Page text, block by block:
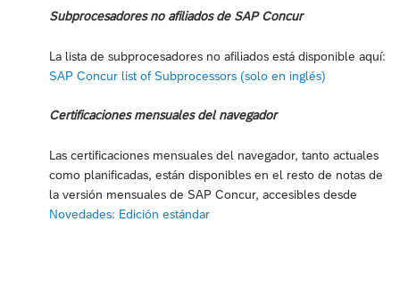
Subprocesadores no afiliados de SAP Concur
La lista de subprocesadores no afiliados está disponible aquí:
SAP Concur list of Subprocessors (solo en inglés)
Certificaciones mensuales del navegador
Las certificaciones mensuales del navegador, tanto actuales
como planificadas, están disponibles en el resto de notas de
la versión mensuales de SAP Concur, accesibles desde
Novedades: Edición estándar